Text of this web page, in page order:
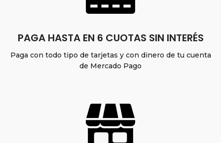
PAGA HASTA EN 6 CUOTAS SIN INTERÉS
Paga con todo tipo de tarjetas y con dinero de tu cuenta
de Mercado Pago